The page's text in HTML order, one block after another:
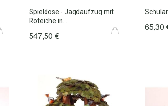
Spieldose - Jagdaufzug mit
Roteiche in…
547,50 €
65,30